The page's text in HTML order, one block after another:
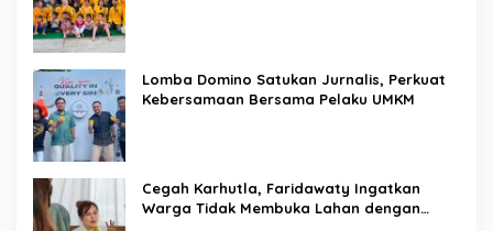
Lomba Domino Satukan Jurnalis, Perkuat
Kebersamaan Bersama Pelaku UMKM
Cegah Karhutla, Faridawaty Ingatkan
Warga Tidak Membuka Lahan dengan